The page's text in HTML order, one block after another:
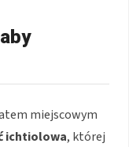
miejscowym
ichtiolowa, której